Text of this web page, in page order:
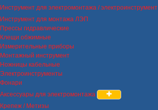
Инструмент для электромонтажа / электроинструмент
Инструмент для монтажа ЛЭП
Прессы гидравлические
Клещи обжимные
Измерительные приборы
Монтажный инструмент
Ножницы кабельные
Электроинструменты
Фонари
Аксессуары для электромонтажа
Крепеж / Метизы